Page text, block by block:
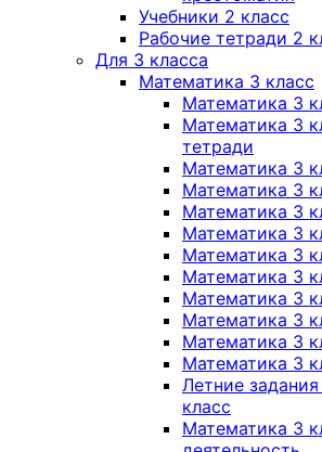
Учебники 2 класс
Рабочие тетради 2
Для 3 класса
Математика 3 класс
Математика 3
Математика 3
тетради
Математика 3
Математика 3
Математика 3
Математика 3
Математика 3
Математика 3
Математика 3
Математика 3
Математика 3
Математика 3
Летние
класс
Математика 3